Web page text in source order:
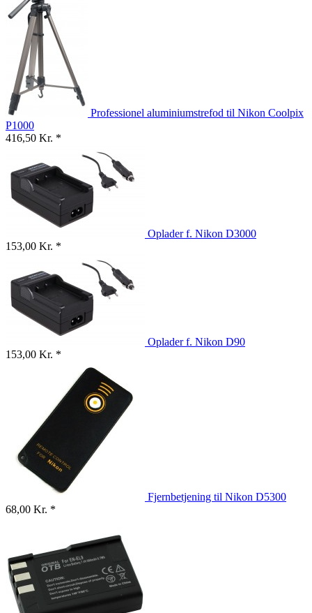
Professionel aluminiumstrefod til Nikon Coolpix
P1000
416,50 Kr. *
Oplader f. Nikon D3000
153,00 Kr. *
Oplader f. Nikon D90
153,00 Kr. *
Fjernbetjening til Nikon D5300
68,00 Kr. *